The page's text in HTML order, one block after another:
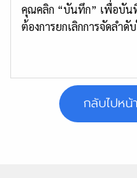
คุณคลิก “บันทึก” เพื่อบัน
ต้องการยกเลิกการจัดลำดั
กลับไปหน้